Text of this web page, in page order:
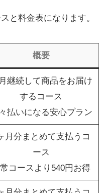
と料金表になります。
概要
継続して商品をお届け
するコース
払いになる安心プラン
月分まとめて支払うコ
ース
コースより540円お得